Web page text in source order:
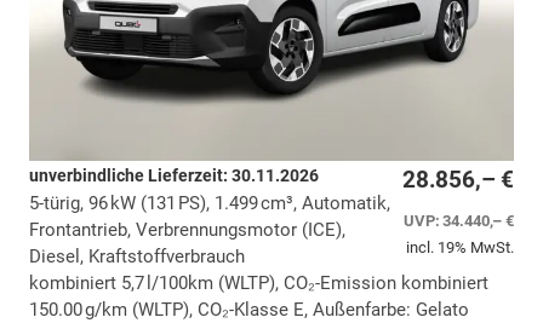
28.856,– €
UVP:34.440,– €
incl. 19% MwSt.
unverbindliche Lieferzeit: 30.11.2026
5-türig, 96 kW (131 PS), 1.499 cm³, Automatik,
Frontantrieb, Verbrennungsmotor (ICE),
Diesel, Kraftstoffverbrauch
kombiniert 5,7 l/100km (WLTP), CO₂-Emission kombiniert
150.00 g/km (WLTP), CO₂-Klasse E, Außenfarbe: Gelato